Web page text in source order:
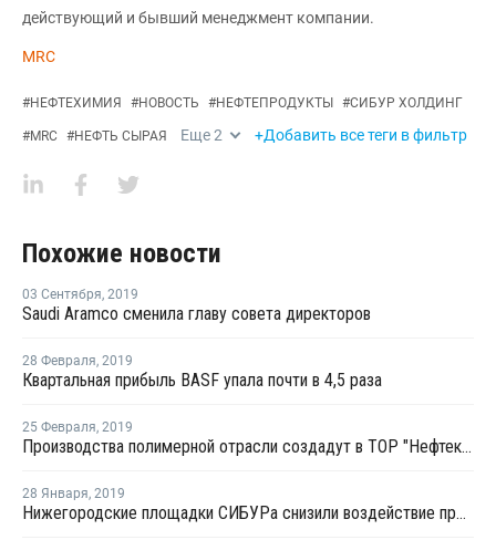
действующий и бывший менеджмент компании.
MRC
#НЕФТЕХИМИЯ #НОВОСТЬ #НЕФТЕПРОДУКТЫ #СИБУР ХОЛДИНГ
#MRC #НЕФТЬ СЫРАЯ Еще2 +Добавить все теги в фильтр
Похожие новости
03 Сентября, 2019
Saudi Aramco сменила главу совета директоров
28 Февраля, 2019
Квартальная прибыль BASF упала почти в 4,5 раза
25 Февраля, 2019
Производства полимерной отрасли создадут в ТОР "Нефтекамск"
28 Января, 2019
Нижегородские площадки СИБУРа снизили воздействие производств на окружающую среду